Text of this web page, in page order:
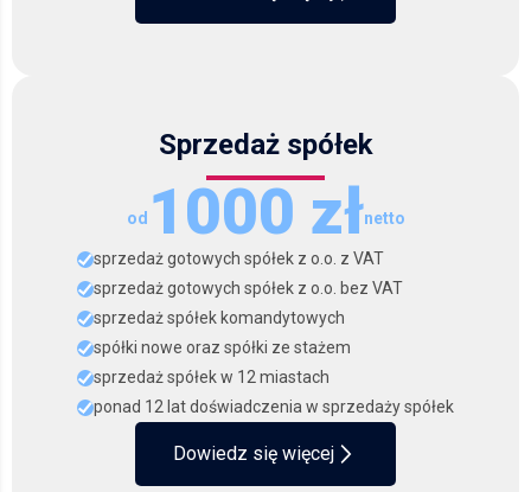
Sprzedaż spółek
od 1000 złnetto
sprzedaż gotowych spółek z o.o. z VAT
sprzedaż gotowych spółek z o.o. bez VAT
sprzedaż spółek komandytowych
spółki nowe oraz spółki ze stażem
sprzedaż spółek w 12 miastach
ponad 12 lat doświadczenia w sprzedaży spółek
Dowiedz się więcej